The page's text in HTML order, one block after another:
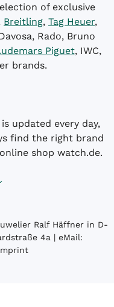
of exclusive
Breitling, Tag Heuer,
Rado, Bruno
Piguet, IWC,
brands.
updated every day,
find the right brand
shop watch.de.
Ralf Häffner in D-
4a | eMail: